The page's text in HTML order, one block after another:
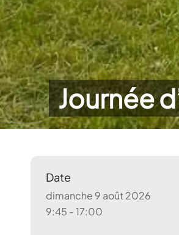
Journée
Date
dimanche 9 août 2026
9:45 - 17:00